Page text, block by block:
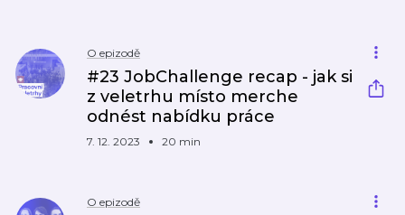
O epizodě
#23 JobChallenge recap - jak si
z veletrhu místo merche
odnést nabídku práce
7. 12. 2023 20 min
O epizodě